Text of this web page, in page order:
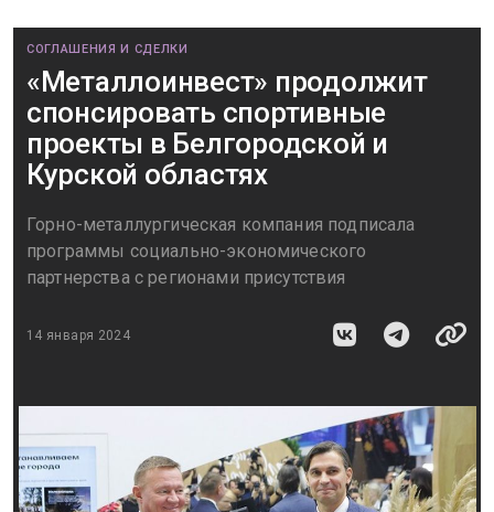
СОГЛАШЕНИЯ И СДЕЛКИ
«Металлоинвест» продолжит
спонсировать спортивные
проекты в Белгородской и
Курской областях
Горно-металлургическая компания подписала
программы социально-экономического
партнерства с регионами присутствия
14 января 2024